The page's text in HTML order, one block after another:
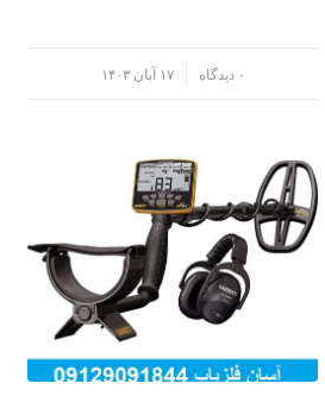
۰ دیدگاه ۱۷ آبان ۱۴۰۳